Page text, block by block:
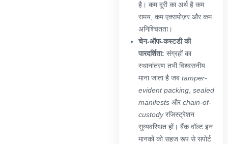
है। कम दूरी का अर्थ है कम
समय, कम एक्सपोज़र और कम
अनिश्चितता।
चेन-ऑफ-कस्टडी की
पारदर्शिता: संग्रहों का
स्थानांतरण तभी विश्वसनीय
माना जाता है जब tamper-
evident packing, sealed
manifests और chain-of-
custodyरजिस्ट्रेशन
सुव्यवस्थित हों। बैंक वॉल्ट इन
मानकों को सहज रूप से सपोर्ट